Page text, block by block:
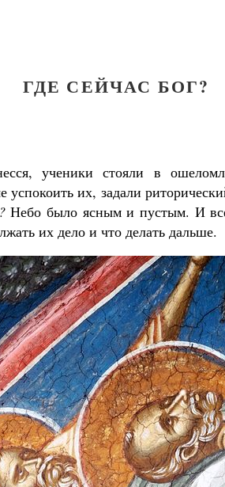
ГДЕ СЕЙЧАС БОГ?
ученики стояли в
успокоить их, задали
Небо было ясным и пустым. И
их дело и что делать дальше.